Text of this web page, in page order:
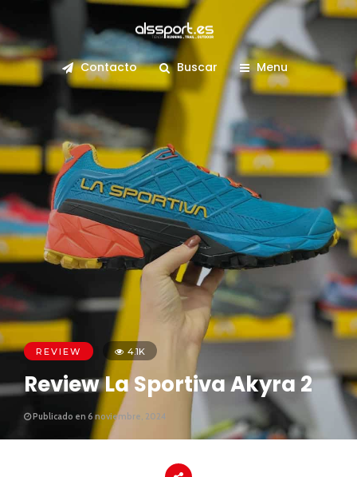
Contacto Buscar Menu
REVIEW 4.1K
Review La Sportiva Akyra 2
Publicado en 6 noviembre, 2024